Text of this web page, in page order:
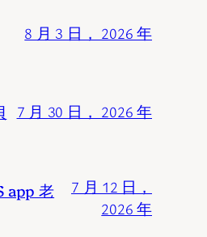
8 月 3 日， 2026 年
7 月 30 日， 2026 年
app 老
7 月 12 日，
2026 年